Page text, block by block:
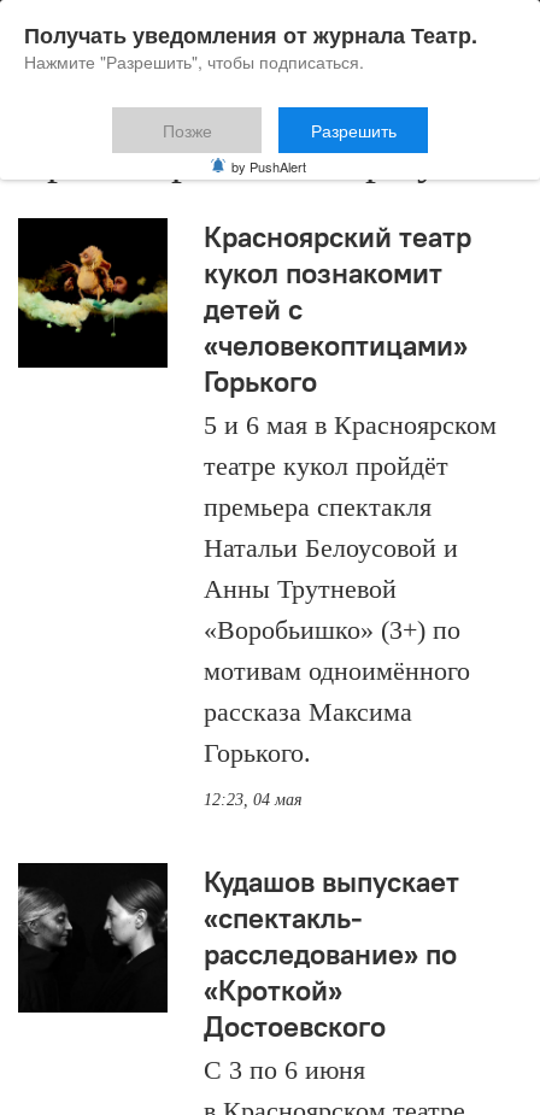
Красноярский театр кукол
Красноярский театр
кукол познакомит
детей с
«человекоптицами»
Горького
5 и 6 мая в Красноярском
театре кукол пройдёт
премьера спектакля
Натальи Белоусовой и
Анны Трутневой
«Воробьишко» (3+) по
мотивам одноимённого
рассказа Максима
Горького.
12:23, 04 мая
Кудашов выпускает
«спектакль-
расследование» по
«Кроткой»
Достоевского
С 3 по 6 июня
Получать уведомления от журнала Театр.
Нажмите "Разрешить", чтобы подписаться.
Позже Разрешить
by PushAlert